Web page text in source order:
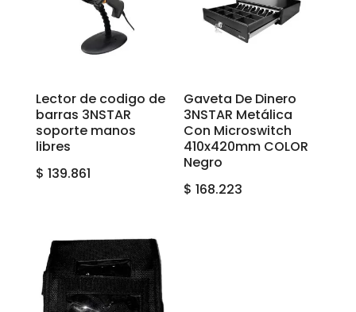
Lector de codigo de
barras 3NSTAR
soporte manos
libres
$ 139.861
Gaveta De Dinero
3NSTAR Metálica
Con Microswitch
410x420mm COLOR
Negro
$ 168.223